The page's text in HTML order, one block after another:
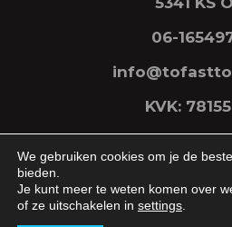
06-
KVK:
We gebruiken cookies om je de
bieden.
Je kunt meer te weten komen over
of ze uitschakelen in settings